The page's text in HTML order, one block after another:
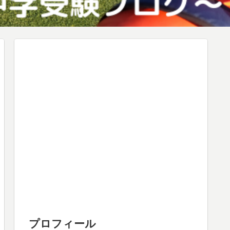
プロフィール